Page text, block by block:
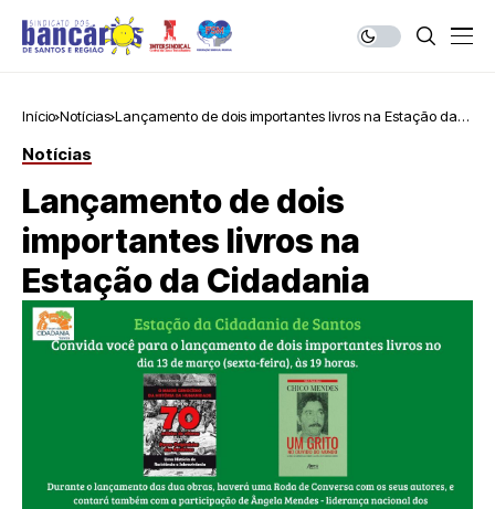
Início Notícias Lançamento de dois importantes livros na Estação da
Notícias
Lançamento de dois
importantes livros na
Estação da Cidadania